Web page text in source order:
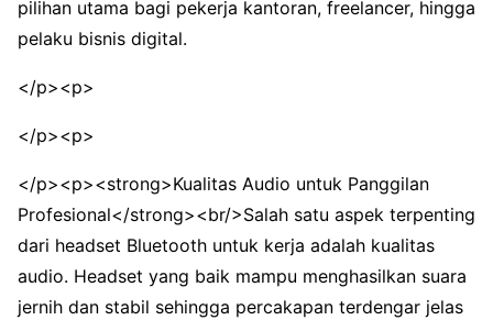
pilihan utama bagi pekerja kantoran, freelancer, hingga
pelaku bisnis digital.
</p><p>
</p><p>
</p><p><strong>Kualitas Audio untuk Panggilan
Profesional</strong><br/>Salah satu aspek terpenting
dari headset Bluetooth untuk kerja adalah kualitas
audio. Headset yang baik mampu menghasilkan suara
jernih dan stabil sehingga percakapan terdengar jelas